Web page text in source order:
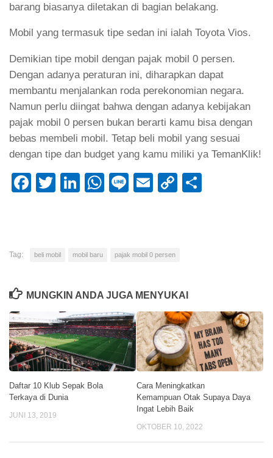
barang biasanya diletakan di bagian belakang.
Mobil yang termasuk tipe sedan ini ialah Toyota Vios.
Demikian tipe mobil dengan pajak mobil 0 persen.
Dengan adanya peraturan ini, diharapkan dapat
membantu menjalankan roda perekonomian negara.
Namun perlu diingat bahwa dengan adanya kebijakan
pajak mobil 0 persen bukan berarti kamu bisa dengan
bebas membeli mobil. Tetap beli mobil yang sesuai
dengan tipe dan budget yang kamu miliki ya TemanKlik!
Facebook
TwitterLinkedIn
WhatsApp
LineEmailCopy
Tag: beli mobil mobil baru pajak mobil 0 persen
MUNGKIN ANDA JUGA MENYUKAI
Daftar 10 Klub Sepak Bola
Terkaya di Dunia
JUNI 13, 2019
Cara Meningkatkan
Kemampuan Otak Supaya Daya
Ingat Lebih Baik
OKTOBER 10, 2022